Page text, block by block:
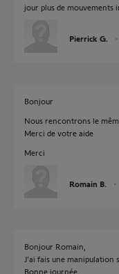
jour plus de mouvements
Pierrick G.
Bonjour
Nous rencontrons le
Merci de votre aide
Merci
Romain B.
Bonjour Romain,
J'ai fais une manipulation
Bonne journée,